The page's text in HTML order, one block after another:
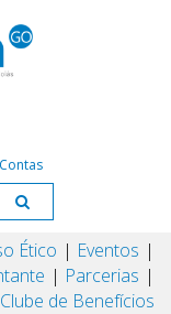
Ético
Eventos
Parcerias
Clube de Benefícios